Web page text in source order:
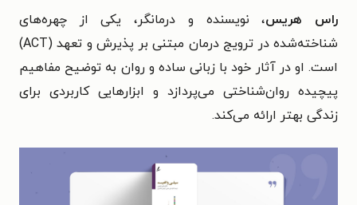
راس هریس، نویسنده و درمانگر، یکی از چهره‌های
شناخته‌شده در ترویج درمان مبتنی بر پذیرش و تعهد (ACT)
است. او در آثار خود با زبانی ساده و روان به توضیح مفاهیم
پیچیده روان‌شناختی می‌پردازد و ابزارهایی کاربردی برای
زندگی بهتر ارائه می‌کند.